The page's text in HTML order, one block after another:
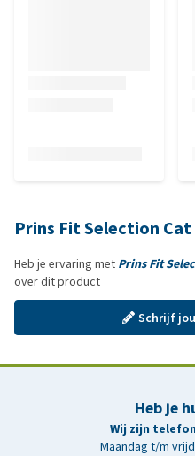
Prins Fit Selection
Heb je ervaring met Prins Fit
over dit product
Schrijf
Heb je
Wij zijn
Maandag t/m